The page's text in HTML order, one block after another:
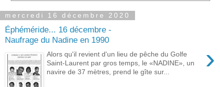
mercredi 16 décembre 2020
Éphéméride... 16 décembre -
Naufrage du Nadine en 1990
›
Alors qu'il revient d'un lieu de pêche du Golfe
Saint-Laurent par gros temps, le «NADINE», un
navire de 37 mètres, prend le gîte sur...